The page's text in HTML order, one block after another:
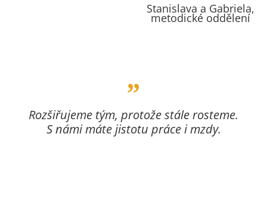
Stanislava a Gabriela,
metodické oddělení
Rozšiřujeme tým, protože stále rosteme.
S námi máte jistotu práce i mzdy.